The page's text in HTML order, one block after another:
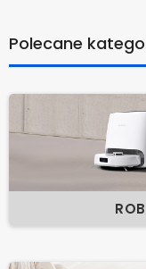
Polecane